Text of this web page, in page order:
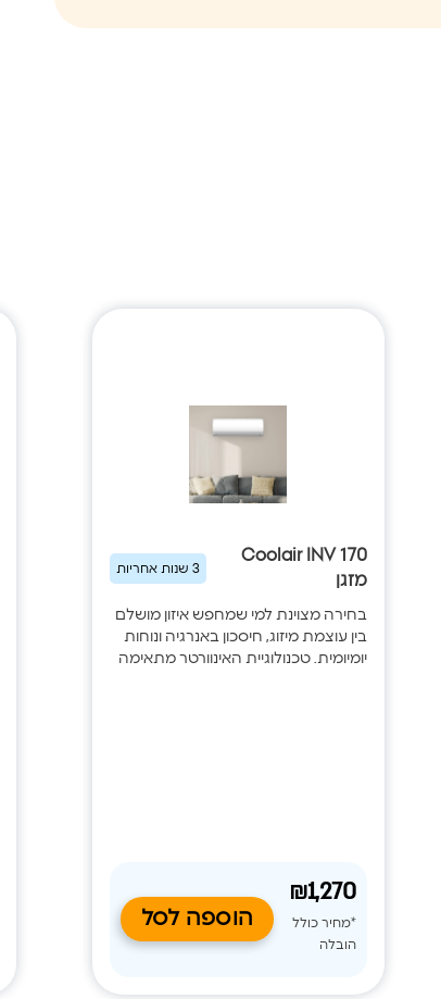
Coolair INV 170
מזגן
3 שנות אחריות
בחירה מצוינת למי שמחפש איזון מושלם
בין עוצמת מיזוג, חיסכון באנרגיה ונוחות
יומיומית. טכנולוגיית האינוורטר מתאימה
₪1,270
*מחיר כולל
הובלה
הוספה לסל